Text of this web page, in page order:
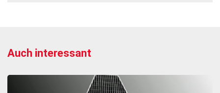
Auch interessant